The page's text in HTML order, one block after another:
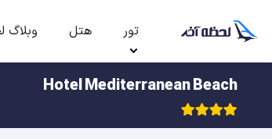
تور هتل وبلاگ
Hotel Mediterranean Beach